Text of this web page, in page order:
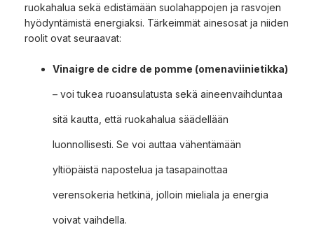
ruokahalua sekä edistämään suolahappojen ja rasvojen
hyödyntämistä energiaksi. Tärkeimmät ainesosat ja niiden
roolit ovat seuraavat:
Vinaigre de cidre de pomme (omenaviinietikka)
– voi tukea ruoansulatusta sekä aineenvaihduntaa
sitä kautta, että ruokahalua säädellään
luonnollisesti. Se voi auttaa vähentämään
yltiöpäistä napostelua ja tasapainottaa
verensokeria hetkinä, jolloin mieliala ja energia
voivat vaihdella.